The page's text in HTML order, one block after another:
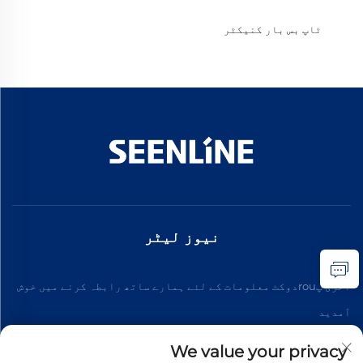
ٹاپ بس بار کنیکٹر
نیوز لیٹر
آخری پrouدوکٹ معلومات کے لئے ہمارے ساتھ رابطہ کرنے میں خوش
آمدید
We value your privacy